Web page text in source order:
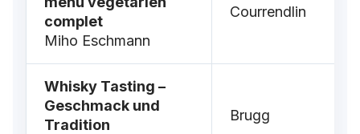
complet
Miho Eschmann
Courrendlin
Whisky Tasting –
Geschmack und
Tradition
Brugg